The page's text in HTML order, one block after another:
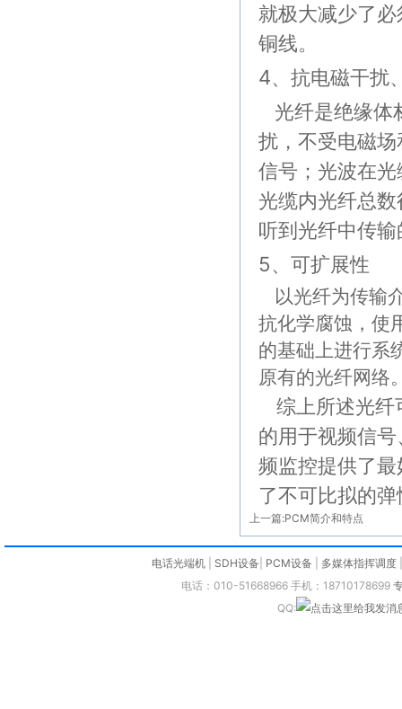
就极大减少了
铜线。
4、抗电磁干扰
光纤是绝缘体
扰，不受电磁
信号；光波在
光缆内光纤总
听到光纤中传
5、可扩展性
以光纤为传输
抗化学腐蚀，使
的基础上进行系
原有的光纤网络
综上所述光纤
的用于视频信
频监控提供了
了不可比拟的
上一篇:PCM简介和特点
电话光端机 SDH设备 PCM设备 多媒体指挥调度
电话：010-51668966 手机：18710178699
QQ: